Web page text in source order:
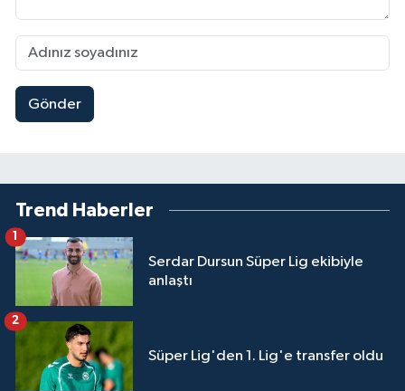
Gönder
Trend Haberler
Serdar Dursun Süper Lig ekibiyle
anlaştı
Süper Lig'den 1. Lig'e transfer oldu
2